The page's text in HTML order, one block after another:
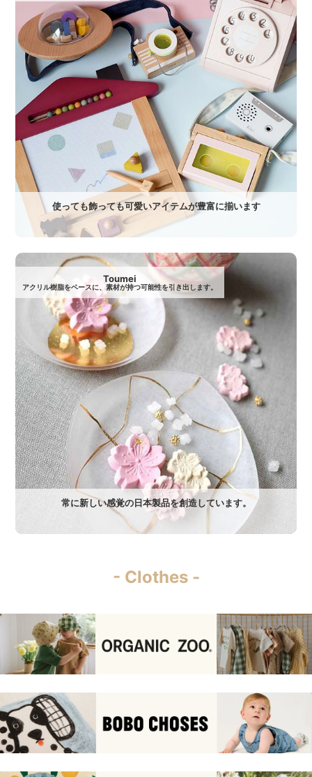
使っても飾っても可愛いアイテムが豊富に揃います
Toumei
アクリル樹脂をベースに、素材が持つ可能性を引き出します。
常に新しい感覚の日本製品を創造しています。
- Clothes -